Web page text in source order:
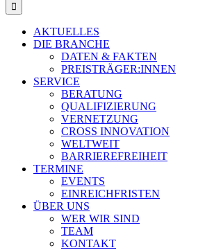
AKTUELLES
DIE BRANCHE
DATEN & FAKTEN
PREISTRÄGER:INNEN
SERVICE
BERATUNG
QUALIFIZIERUNG
VERNETZUNG
CROSS INNOVATION
WELTWEIT
BARRIEREFREIHEIT
TERMINE
EVENTS
EINREICHFRISTEN
ÜBER UNS
WER WIR SIND
TEAM
KONTAKT